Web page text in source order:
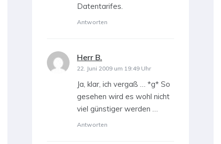
Datentarifes.
Antworten
Herr B.
22. Juni 2009 um 19:49 Uhr
Ja, klar, ich vergaß … *g* So
gesehen wird es wohl nicht
viel günstiger werden …
Antworten